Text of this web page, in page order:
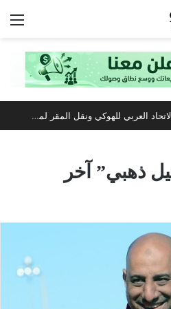
سلطنة عُمان تفوز برئاسة الاتحاد العربي للهوكي ونقل المقر لمسقط
ذهبي” آخر